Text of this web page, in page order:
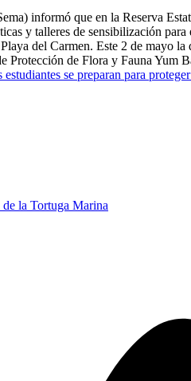
informó que en la Reserva
y talleres de sensibilización
del Carmen. Este 2 de mayo
de Flora y Fauna
estudiantes se preparan para
de la Tortuga Marina